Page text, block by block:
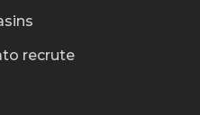
recrute